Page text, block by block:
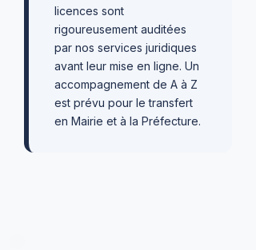
licences sont
rigoureusement auditées
par nos services juridiques
avant leur mise en ligne. Un
accompagnement de A à Z
est prévu pour le transfert
en Mairie et à la Préfecture.